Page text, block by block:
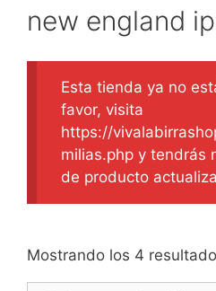
new england
Esta tienda ya no
favor, visita
https://
milias.php y tendrás
de producto
Mostrando los 4